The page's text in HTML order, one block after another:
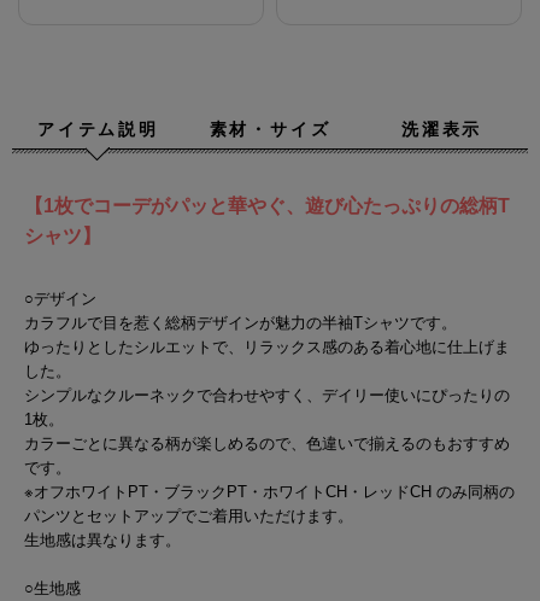
アイテム説明 素材・サイズ 洗濯表示
【1枚でコーデがパッと華やぐ、遊び心たっぷりの総柄T
シャツ】
○デザイン
カラフルで目を惹く総柄デザインが魅力の半袖Tシャツです。
ゆったりとしたシルエットで、リラックス感のある着心地に仕上げま
した。
シンプルなクルーネックで合わせやすく、デイリー使いにぴったりの
1枚。
カラーごとに異なる柄が楽しめるので、色違いで揃えるのもおすすめ
です。
※オフホワイトPT・ブラックPT・ホワイトCH・レッドCH のみ同柄の
パンツとセットアップでご着用いただけます。
生地感は異なります。
○生地感